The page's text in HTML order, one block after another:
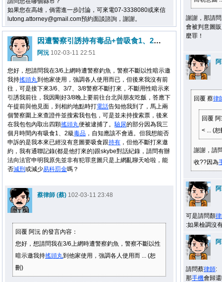
謝謝，那請
會被判意圖
麼罪！
回覆 蔡律
回覆
< ... (恕
謝謝，請
收??因為
可是請問顏
:如果檢調沒
請問蔡律師:
那手機會歸
如果您在高雄，倘需進一步討論，可來電07-3338080或來信
lutong.attorney@gmail.com預約面談諮詢，謝謝。
因遭警察引誘持有毒品+曾吸食1、2級毒品
阿沅 102-03-11 22:51
您好，想請問我在3/6上網時遭警察釣魚，警察不斷以性暗示邀
我持搖頭丸到他家使用，強調各人使用而已，但後來我沒有前
往，可是接下來3/6、3/7、3/8警察不斷打來，不斷用性暗示來
引誘我前往，我因剛好3/8晚上要前往台北與朋友吃飯，答應下
午提前與他見面，到相約地點時打電話告知他我到了，馬上兩
個警察圍上來查證件並搜索我包包，可是並未持搜索票，後來
在我包包內取出四顆搖頭丸便被逮捕了。驗尿的部分因為我三
個月時間內有吸食1、2級毒品 ，自知應該不會過。但我想能否
申訴的是我本來已經沒有意圖要吸食跟持有 ，但他不斷打來邀
約，我有通聯記錄(都是他打來的)跟skybe對話紀錄，請問有辦
法向法官申明我原先並非有犯罪意圖只是上網亂聊天哈啦，能
否減刑 或減少易科罰金嗎？
蔡律師 (蔡) 102-03-11 23:48
回覆 阿沅 的發言內容：
您好，想請問我在3/6上網時遭警察釣魚，警察不斷以性
暗示邀我持搖頭丸到他家使用，強調各人使用而 ... (恕
刪)